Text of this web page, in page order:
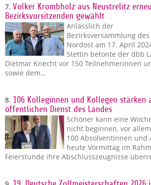
7. Volker Krombholz aus Neustrelitz
Bezirksvorsitzenden gewählt
Anlässlich der
Bezirksversammlung des
Nordost am 17. April
Stettin betonte der dbb
Dietmar Knecht vor 150 Teilnehmerinnen
sowie dem…
8. 106 Kolleginnen und Kollegen stärken
öffentlichen Dienst des Landes
Schöner kann eine
nicht beginnen, vor
100 Absolventinnen und
heute Vormittag im
Feierstunde ihre Abschlusszeugnisse